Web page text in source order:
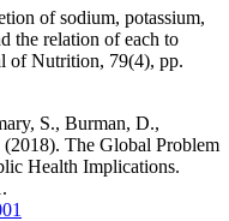
of sodium, potassium,
the relation of each to
of Nutrition, 79(4), pp.
S., Burman, D.,
The Global Problem
Health Implications.